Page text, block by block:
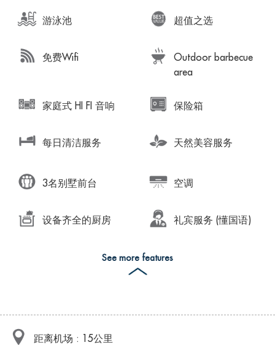
游泳池 超值之选
免费Wifi
Outdoor barbecue
area
家庭式 HI FI 音响 保险箱
每日清洁服务 天然美容服务
3名别墅前台 空调
设备齐全的厨房 礼宾服务 (懂国语)
See more features
距离机场 : 15公里